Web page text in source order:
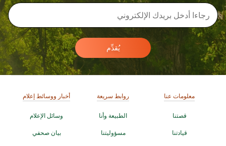
يُقدِّم
معلومات عنا
قصتنا
قيادتنا
روابط سريعة
الطبيعة وأنا
مسؤوليتنا
أخبار ووسائط إعلام
وسائل الإعلام
بيان صحفي